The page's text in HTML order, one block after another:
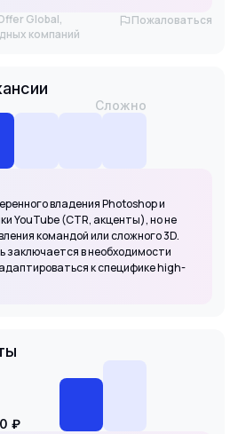
Global,
компаний
Пожаловаться
Сложно
владения Photoshop и
YouTube (CTR, акценты), но не
командой или сложного 3D.
заключается в необходимости
к специфике high-
₽